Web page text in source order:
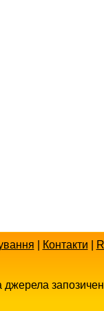
Контакти
джерела